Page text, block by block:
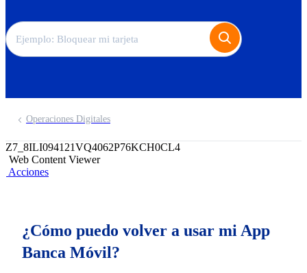
Operaciones Digitales
Z7_8ILI094121VQ4062P76KCH0CL4
Web Content Viewer
Acciones
¿Cómo puedo volver a usar mi App
Banca Móvil?